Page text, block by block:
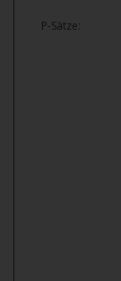
P-Sätze: